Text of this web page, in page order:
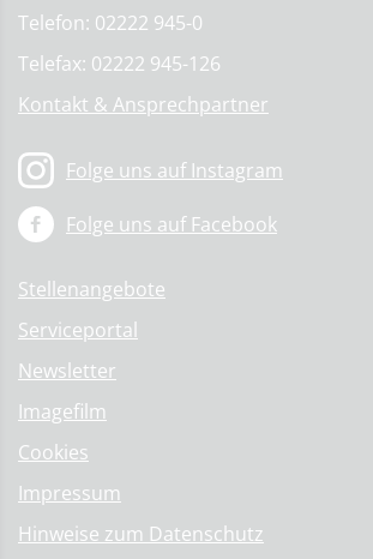
Telefon: 02222 945-0
Telefax: 02222 945-126
Kontakt & Ansprechpartner
Folge uns auf Instagram
Folge uns auf Facebook
Stellenangebote
Serviceportal
Newsletter
Imagefilm
Cookies
Impressum
Hinweise zum Datenschutz